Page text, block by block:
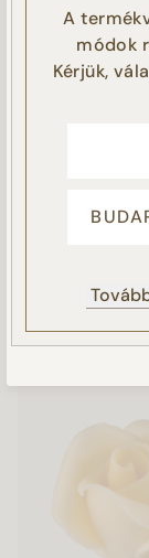
Marcipán virág
490 Ft
A
módok
Kérjük,
gomb
Amennyiben
nem adja